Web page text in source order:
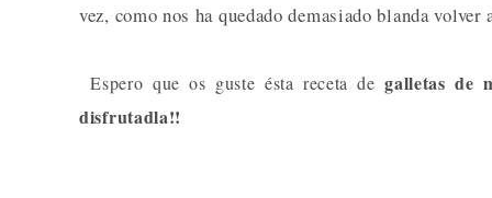
vez, como nos ha quedado demasiado blanda
Espero que os guste ésta receta degalletas de
disfrutadla!!